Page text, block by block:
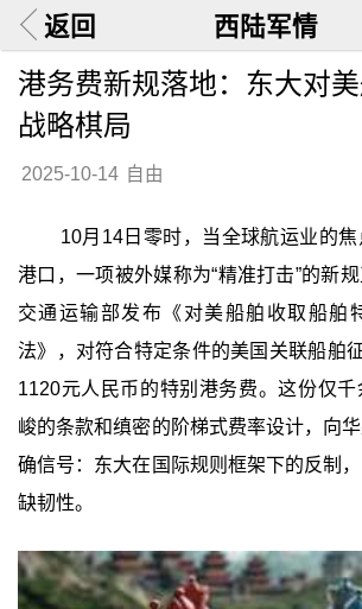
返回 西陆军情
港务费新规落地：东大对
战略棋局
2025-10-14 自由
10月14日零时，当全球航运业的
港口，一项被外媒称为“精准打击”的新
交通运输部发布《对美船舶收取船舶
法》，对符合特定条件的美国关联船舶
1120元人民币的特别港务费。这份仅
峻的条款和缜密的阶梯式费率设计，向
确信号：东大在国际规则框架下的反制
缺韧性。